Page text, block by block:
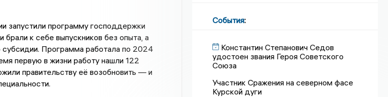
запустили программу господдержки
к себе выпускников без опыта, а
субсидии. Программа работала по 2024
первую в жизни работу нашли 122
правительству её возобновить — и
События:
Константин Степанович Седов
удостоен звания Героя Советского
Союза
Участник Сражения на северном фасе
Курской дуги